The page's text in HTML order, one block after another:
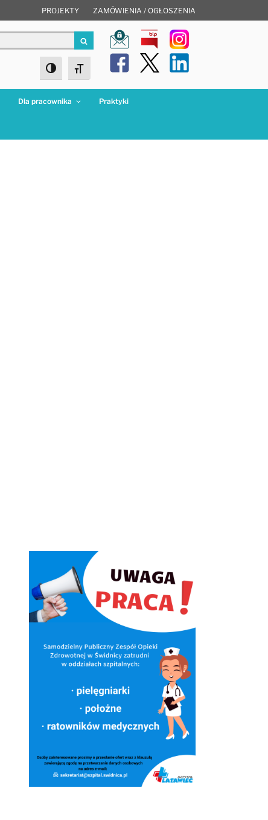
PROJEKTY ZAMÓWIENIA / OGŁOSZENIA
Szukaj
Toggle High Contrast
Toggle Font size
Dla pracownika Praktyki